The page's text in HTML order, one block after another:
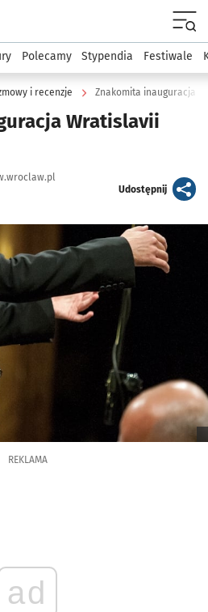
podserwis: Kultura
Polecamy Stypendia Festiwale
i recenzje Znakomita inauguracja
Wratislavii
Udostępnijartykuł
REKLAMA
ad